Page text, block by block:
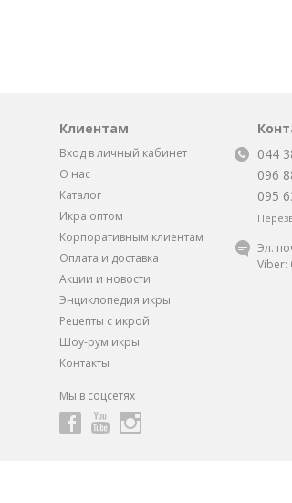
Клиентам
Вход в личный кабинет
О нас
Каталог
Икра оптом
Корпоративным клиентам
Оплата и доставка
Акции и новости
Энциклопедия икры
Рецепты с икрой
Шоу-рум икры
Контакты
Мы в соцсетях
044
096
095
Эл.
Viber: